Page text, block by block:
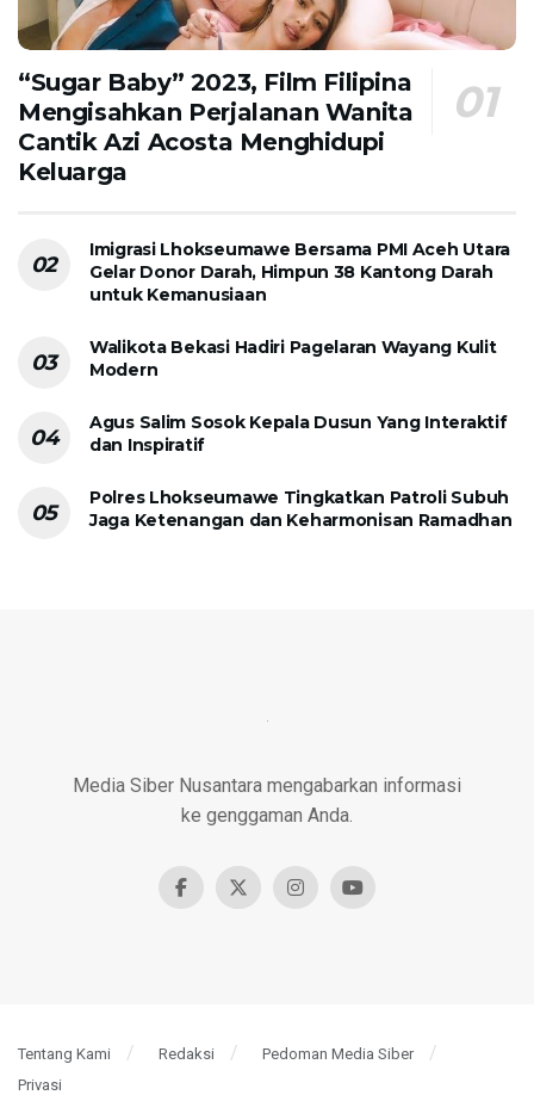
“Sugar Baby” 2023, Film Filipina
Mengisahkan Perjalanan Wanita
Cantik Azi Acosta Menghidupi
Keluarga
Imigrasi Lhokseumawe Bersama PMI Aceh Utara
Gelar Donor Darah, Himpun 38 Kantong Darah
untuk Kemanusiaan
Walikota Bekasi Hadiri Pagelaran Wayang Kulit
Modern
Agus Salim Sosok Kepala Dusun Yang Interaktif
dan Inspiratif
Polres Lhokseumawe Tingkatkan Patroli Subuh
Jaga Ketenangan dan Keharmonisan Ramadhan
Media Siber Nusantara mengabarkan informasi
ke genggaman Anda.
Tentang Kami Redaksi
Pedoman Media Siber
Privasi